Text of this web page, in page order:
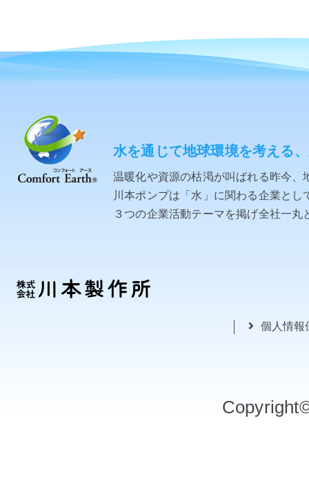
水を通じて地球環境を考える
温暖化や資源の枯渇が叫ばれる昨今
川本ポンプは「水」に関わる企業と
３つの企業活動テーマを掲げ全社一
個人情報